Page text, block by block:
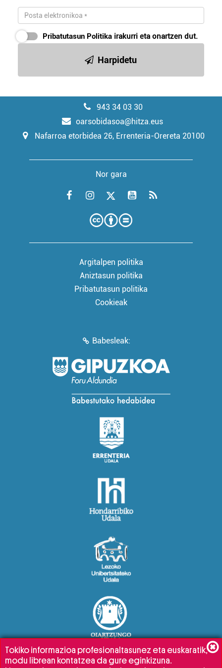
Pribatutasun Politika irakurri eta onartzen dut.
Harpidetu
943 34 03 30
oarsobidasoa@hitza.eus
Nafarroa etorbidea 26, Errenteria-Orereta 20100
Nor gara
Argitalpen politika
Aniztasun politika
Pribatutasun politika
Cookieak
Babesleak:
Tokiko informazioa profesionaltasunez eta euskaratik,
modu librean kontatzea da gure eginkizuna.